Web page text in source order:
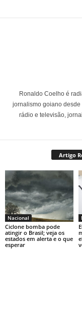
Ronaldo Coelho é
jornalismo goiano
rádio e televisão,
Artigo
Nacional
Ciclone bomba pode
atingir o Brasil; veja os
estados em alerta e o que
esperar